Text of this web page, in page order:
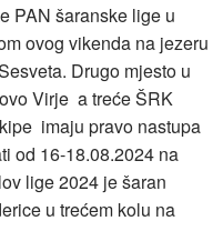
PAN šaranske lige u
ovog vikenda na jezeru
Drugo mjesto u
Virje a treće ŠRK
imaju pravo nastupa
od 16-18.08.2024 na
lige 2024 je šaran
u trećem kolu na